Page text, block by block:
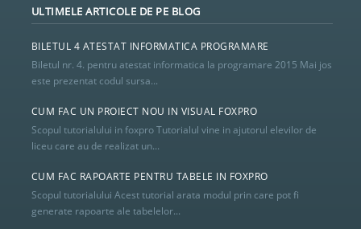
ULTIMELE ARTICOLE DE PE BLOG
BILETUL 4 ATESTAT INFORMATICA PROGRAMARE
Biletul nr. 4. pentru atestat informatica la programare 2015 Mai jos
este prezentat codul sursa...
CUM FAC UN PROIECT NOU IN VISUAL FOXPRO
Scopul tutorialului in foxpro Tutorialul vine in ajutorul elevilor de
liceu care au de realizat un...
CUM FAC RAPOARTE PENTRU TABELE IN FOXPRO
Scopul tutorialului Acest tutorial arata modul prin care pot fi
generate rapoarte ale tabelelor...